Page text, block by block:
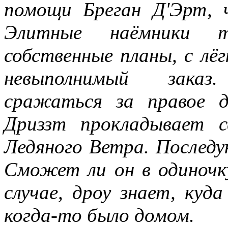
помощи Бреган Д'Эрт,
Элитные наёмники
собственные планы, с
невыполнимый
сражаться за правое
Дриззт
Ледяного Ветра.
Сможет ли он в
случае, дроу знает,
когда-то было домом.